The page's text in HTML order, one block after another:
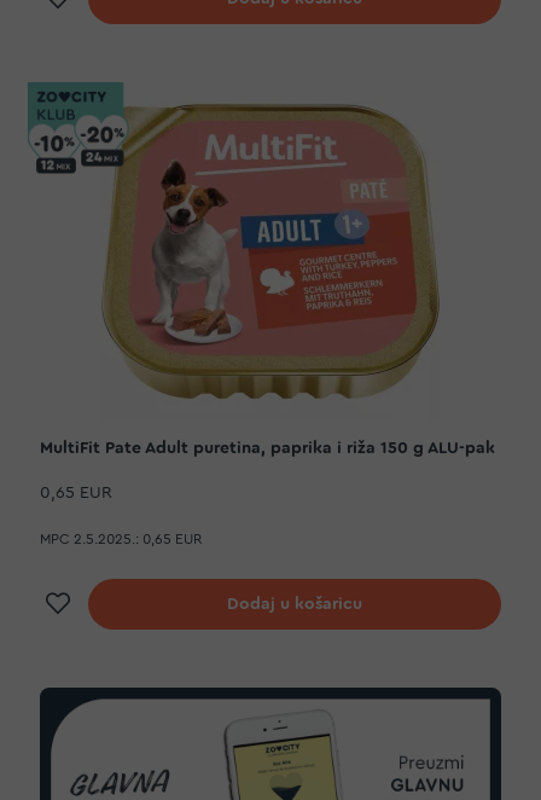
MultiFit Pate Adult puretina, paprika i riža 150 g ALU-pak
0,65 EUR
MPC 2.5.2025.: 0,65 EUR
Dodaj na listu želja
Dodaj u košaricu